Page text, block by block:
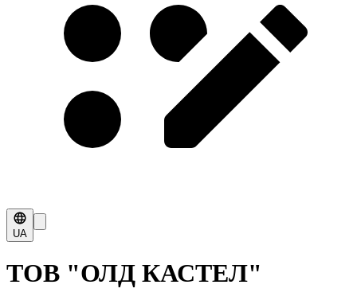
UA
ТОВ "ОЛД КАСТЕЛ"